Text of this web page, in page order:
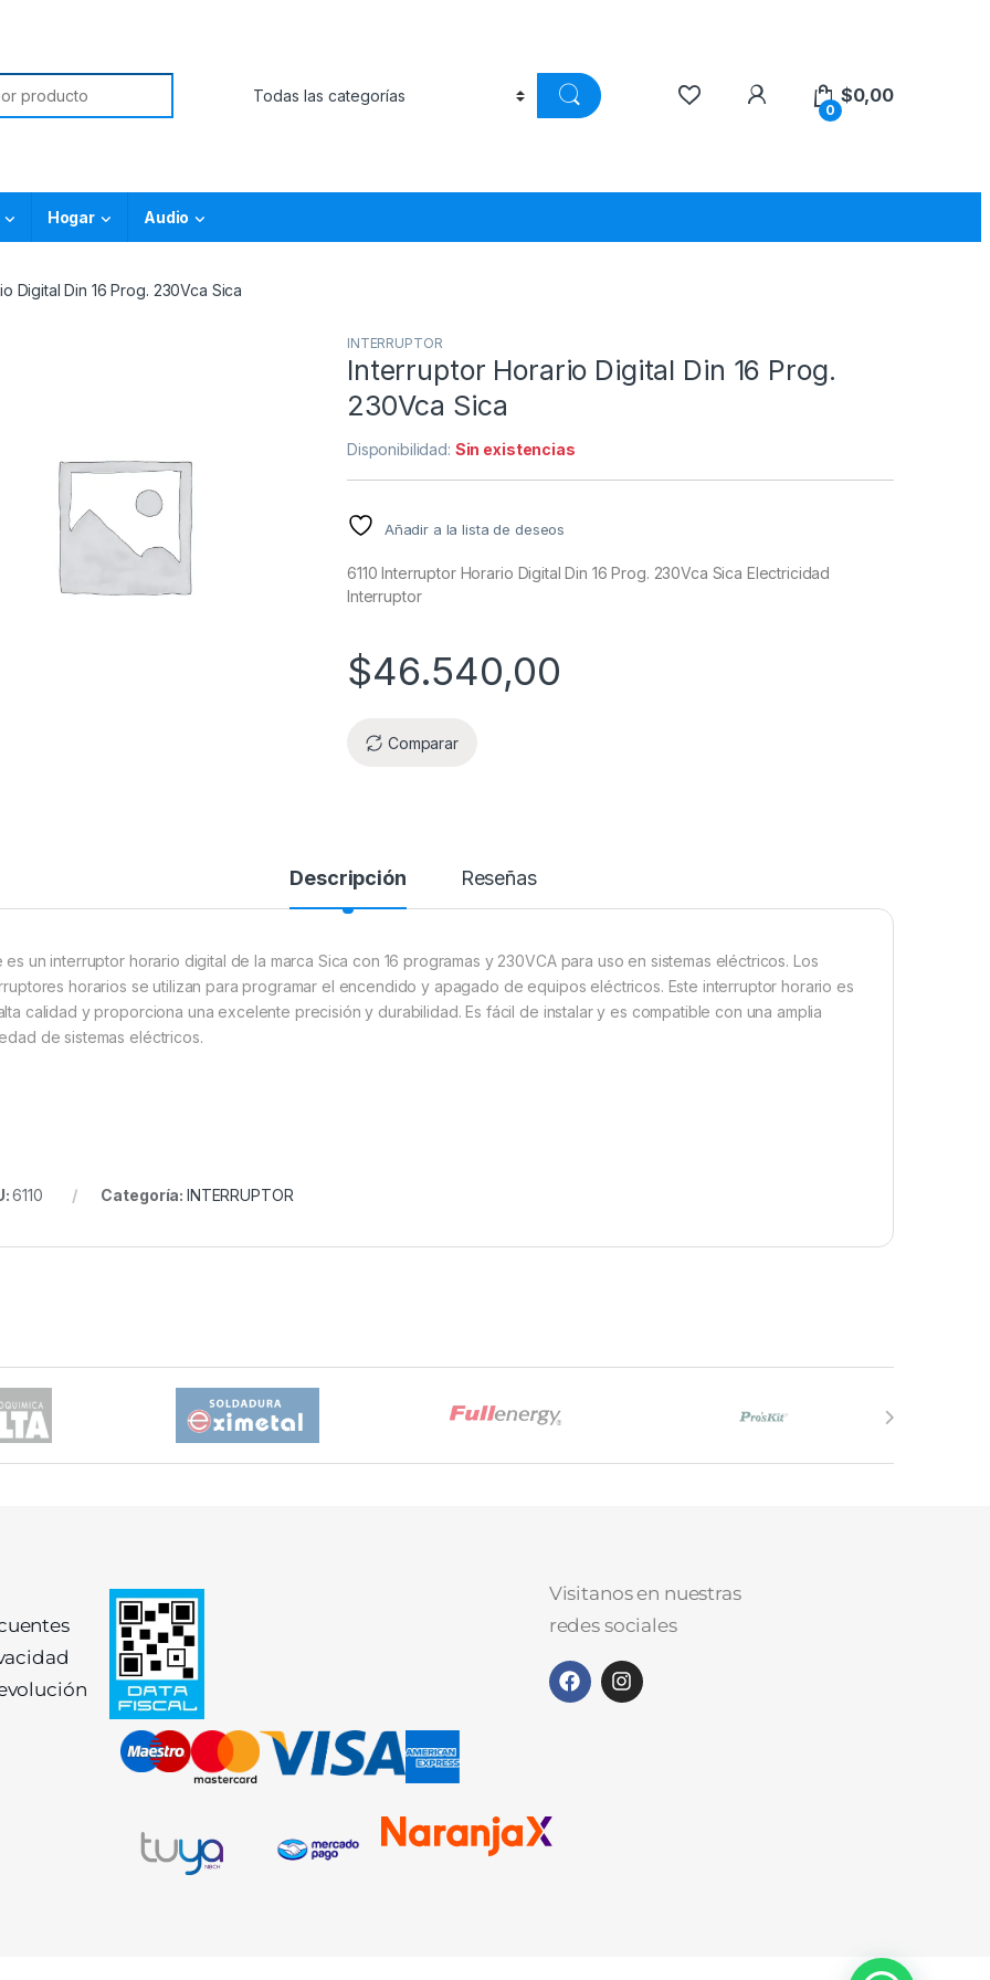
0
$0,00
Hogar Audio
Digital Din 16 Prog. 230Vca Sica
INTERRUPTOR
Interruptor Horario Digital Din 16 Prog.
230Vca Sica
Disponibilidad: Sin existencias
Añadir a la lista de deseos
6110 Interruptor Horario Digital Din 16 Prog. 230Vca Sica Electricidad
Interruptor
$46.540,00
Comparar
Descripción Reseñas
es un interruptor horario digital de la marca Sica con 16 programas y 230VCA para uso en sistemas eléctricos. Los
horarios se utilizan para programar el encendido y apagado de equipos eléctricos. Este interruptor horario es
calidad y proporciona una excelente precisión y durabilidad. Es fácil de instalar y es compatible con una amplia
de sistemas eléctricos.
6110 Categoría: INTERRUPTOR
Visitanos en nuestras
redes sociales